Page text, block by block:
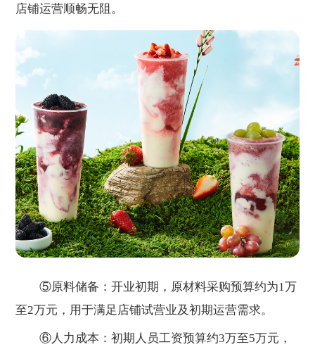
店铺运营顺畅无阻。
⑤原料储备：开业初期，原材料采购预算约为1万
至2万元，用于满足店铺试营业及初期运营需求。
⑥人力成本：初期人员工资预算约3万至5万元，